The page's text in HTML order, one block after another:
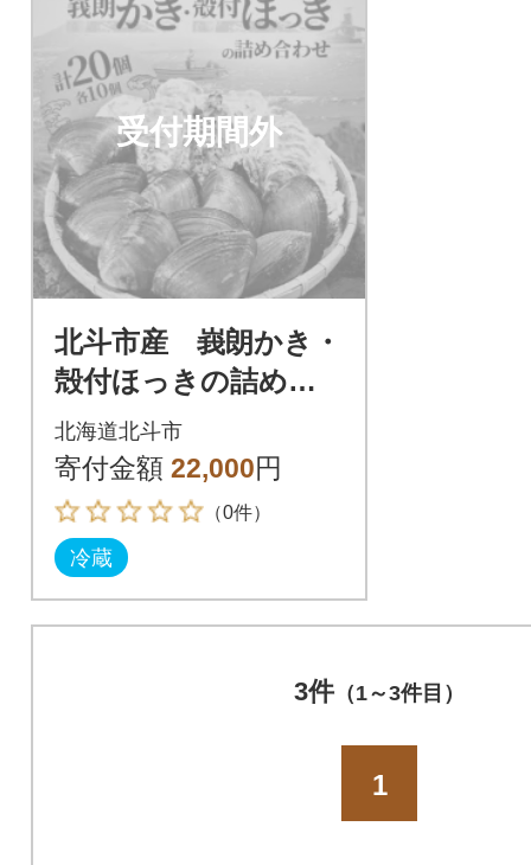
受付期間外
北斗市産 峩朗かき・
殻付ほっきの詰め合
わせ
北海道北斗市
寄付金額 22,000円
（0件）
冷蔵
3件（1～3件目）
1